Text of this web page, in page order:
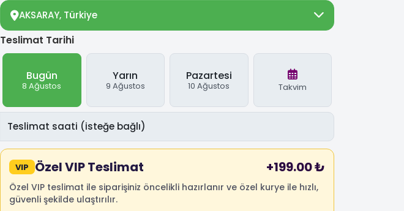
AKSARAY, Türkiye
Teslimat Tarihi
Bugün
8 Ağustos
Yarın
9 Ağustos
Pazartesi
10 Ağustos Takvim
VIP Özel VIP Teslimat +199.00 ₺
Özel VIP teslimat ile siparişiniz öncelikli hazırlanır ve özel kurye ile hızlı,
güvenli şekilde ulaştırılır.